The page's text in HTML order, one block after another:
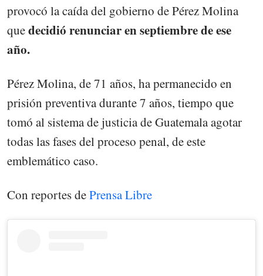
provocó la caída del gobierno de Pérez Molina
quedecidió renunciar en septiembre de ese
año.
Pérez Molina, de 71 años, ha permanecido en
prisión preventiva durante 7 años, tiempo que
tomó al sistema de justicia de Guatemala agotar
todas las fases del proceso penal, de este
emblemático caso.
Con reportes dePrensa Libre